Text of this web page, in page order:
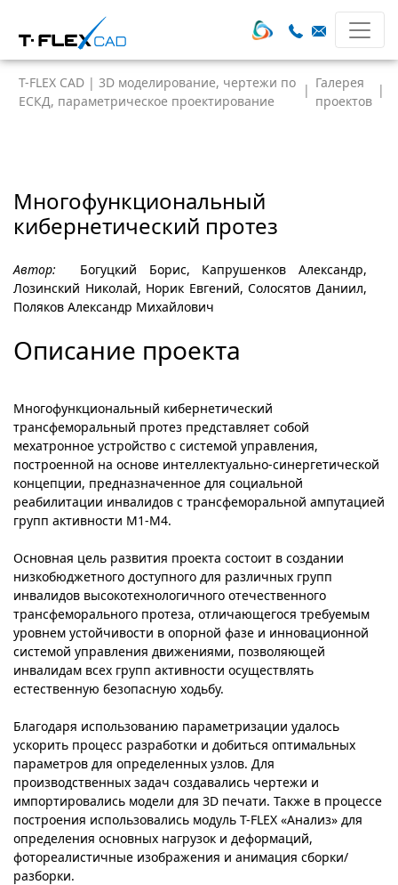
T-FLEX CAD | 3D моделирование, чертежи по
ЕСКД, параметрическое проектирование
| Галерея
проектов
|
Многофункциональный
кибернетический протез
Автор: Богуцкий Борис, Капрушенков Александр,
Лозинский Николай, Норик Евгений, Солосятов Даниил,
Поляков Александр Михайлович
Описание проекта
Многофункциональный кибернетический
трансфеморальный протез представляет собой
мехатронное устройство с системой управления,
построенной на основе интеллектуально-синергетической
концепции, предназначенное для социальной
реабилитации инвалидов с трансфеморальной ампутацией
групп активности М1-М4.
Основная цель развития проекта состоит в создании
низкобюджетного доступного для различных групп
инвалидов высокотехнологичного отечественного
трансфеморального протеза, отличающегося требуемым
уровнем устойчивости в опорной фазе и инновационной
системой управления движениями, позволяющей
инвалидам всех групп активности осуществлять
естественную безопасную ходьбу.
Благодаря использованию параметризации удалось
ускорить процесс разработки и добиться оптимальных
параметров для определенных узлов. Для
производственных задач создавались чертежи и
импортировались модели для 3D печати. Также в процессе
построения использовались модуль T-FLEX «Анализ» для
определения основных нагрузок и деформаций,
фотореалистичные изображения и анимация сборки/
разборки.